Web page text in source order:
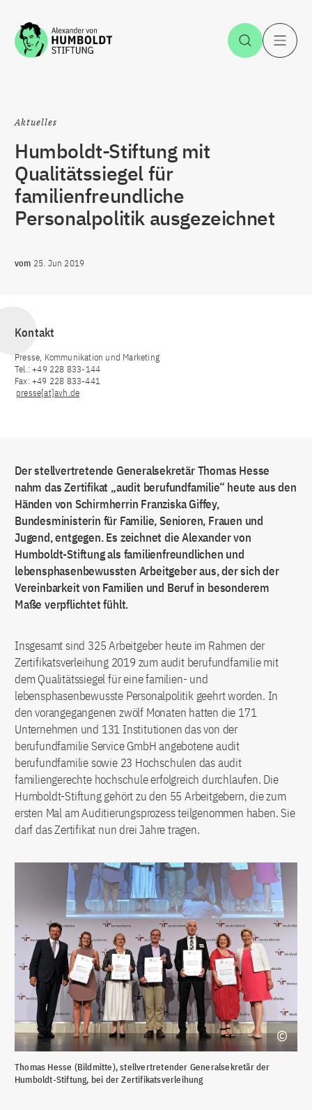
Zum Inhalt springen Suche
Aktuelles
Humboldt-Stiftung mit
Qualitätssiegel für
familienfreundliche
Personalpolitik ausgezeichnet
vom 25. Jun 2019
Kontakt
Presse, Kommunikation und Marketing
Tel.: +49 228 833-144
Fax: +49 228 833-441
presse[at]avh.de
Der stellvertretende Generalsekretär Thomas Hesse
nahm das Zertifikat „audit berufundfamilie“ heute aus den
Händen von Schirmherrin Franziska Giffey,
Bundesministerin für Familie, Senioren, Frauen und
Jugend, entgegen. Es zeichnet die Alexander von
Humboldt-Stiftung als familienfreundlichen und
lebensphasenbewussten Arbeitgeber aus, der sich der
Vereinbarkeit von Familien und Beruf in besonderem
Maße verpflichtet fühlt.
Insgesamt sind 325 Arbeitgeber heute im Rahmen der
Zertifikatsverleihung 2019 zum audit berufundfamilie mit
dem Qualitätssiegel für eine familien- und
lebensphasenbewusste Personalpolitik geehrt worden. In
den vorangegangenen zwölf Monaten hatten die 171
Unternehmen und 131 Institutionen das von der
berufundfamilie Service GmbH angebotene audit
berufundfamilie sowie 23 Hochschulen das audit
familiengerechte hochschule erfolgreich durchlaufen. Die
Humboldt-Stiftung gehört zu den 55 Arbeitgebern, die zum
ersten Mal am Auditierungsprozess teilgenommen haben. Sie
darf das Zertifikat nun drei Jahre tragen.
Thomas Hesse (Bildmitte), stellvertretender Generalsekretär der
Humboldt-Stiftung, bei der Zertifikatsverleihung